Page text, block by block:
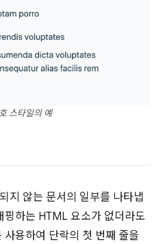
스타일의 예
지 않는 문서의 일부를 나타냅
핑하는 HTML 요소가 없더라도
사용하여 단락의 첫 번째 줄을